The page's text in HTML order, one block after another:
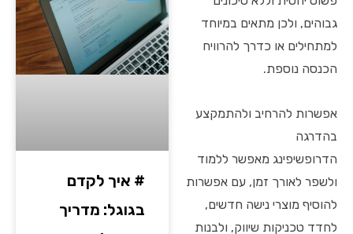
גבוהים, ולכן מתאים במיוחד
למתחילים או כדרך להרוויח
הכנסה נוספת.
אפשרות להרחיב ולהתמקצע
בהדרגה
הדרופשיפינג מאפשר ללמוד
ולשפר לאורך זמן, עם אפשרות
להוסיף מוצרי נישה חדשים,
לחדד טכניקות שיווק, ולבנות
# איך לקדם
בגוגל: מדריך